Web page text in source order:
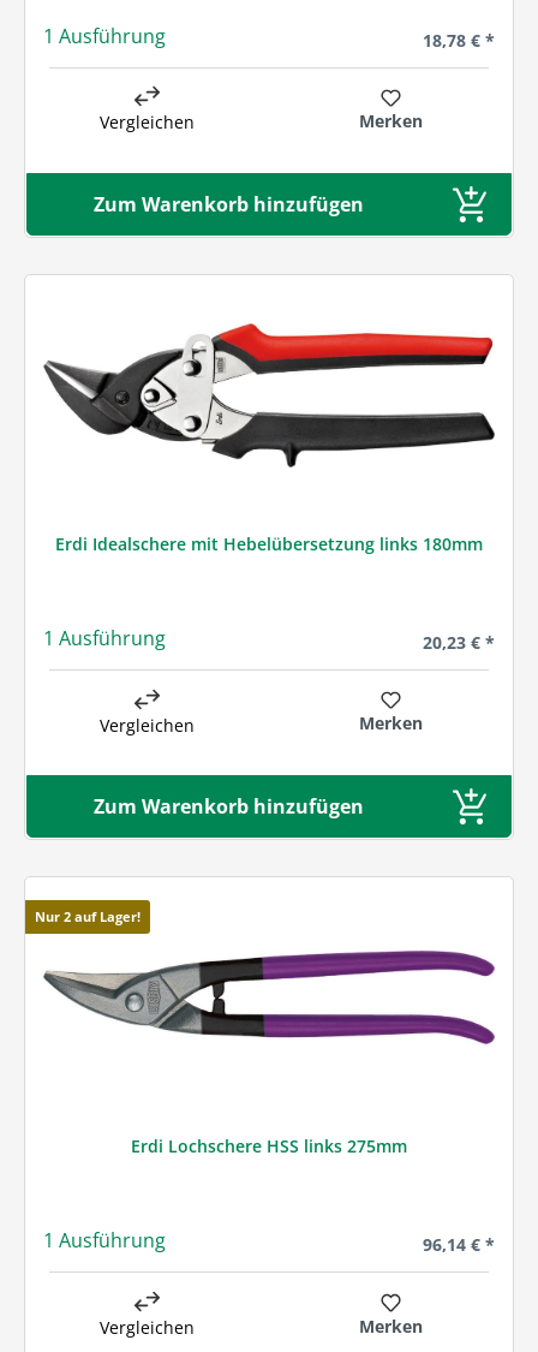
1 Ausführung Regulärer
18,78 € *
Vergleichen Merken
Zum Warenkorb hinzufügen
Erdi Idealschere mit Hebelübersetzung links 180mm
1 Ausführung Regulärer
20,23 € *
Vergleichen Merken
Zum Warenkorb hinzufügen
Nur 2 auf Lager!
Erdi Lochschere HSS links 275mm
1 Ausführung Regulärer
96,14 € *
Vergleichen Merken